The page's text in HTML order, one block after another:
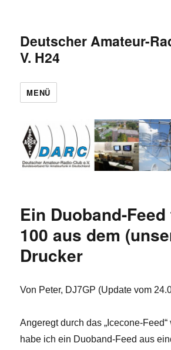
Deutscher Amateur-
V. H24
MENÜ
Ein Duoband-
100 aus dem
Drucker
Von Peter, DJ7GP (Update vom
Angeregt durch das „Icecone-
habe ich ein Duoband-Feed aus